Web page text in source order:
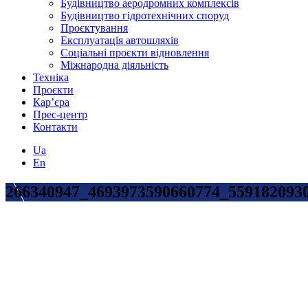
Будівництво аеродромних комплексів
Будівництво гідротехнічних споруд
Проєктування
Експлуатація автошляхів
Соціальні проєкти відновлення
Міжнародна діяльність
Техніка
Проєкти
Кар’єра
Прес-центр
Контакти
Ua
En